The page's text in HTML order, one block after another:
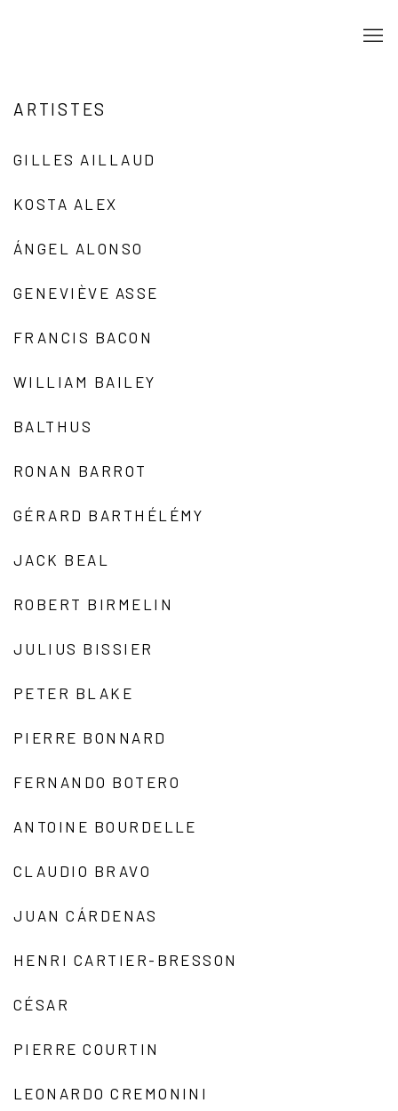
ARTISTES
GILLES AILLAUD
KOSTA ALEX
ÁNGEL ALONSO
GENEVIÈVE ASSE
FRANCIS BACON
WILLIAM BAILEY
BALTHUS
RONAN BARROT
GÉRARD BARTHÉLÉMY
JACK BEAL
ROBERT BIRMELIN
JULIUS BISSIER
PETER BLAKE
PIERRE BONNARD
FERNANDO BOTERO
ANTOINE BOURDELLE
CLAUDIO BRAVO
JUAN CÁRDENAS
HENRI CARTIER-BRESSON
CÉSAR
PIERRE COURTIN
LEONARDO CREMONINI